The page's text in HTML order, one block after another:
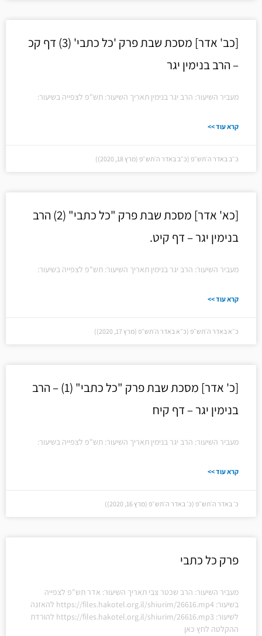
[כב' אדר] מסכת שבת פרק 'כל כתבי' (3) דף קכ
– הרב בנימין יגר
מעביר השיעור: הרב יגר בנימין תאריך השיעור: תש"פ לצפייה בשיעור:
קרא עוד >>
כ״ב באדר ה׳תש״פ (כ״ב באדר ה׳תש״פ (מרץ 18, 2020))
[כא' אדר] מסכת שבת פרק "כל כתבי" (2) הרב
בנימין יגר – דף קיט.
מעביר השיעור: הרב יגר בנימין תאריך השיעור: תש"פ לצפייה בשיעור:
קרא עוד >>
כ״א באדר ה׳תש״פ (כ״א באדר ה׳תש״פ (מרץ 17, 2020))
[כ' אדר] מסכת שבת פרק "כל כתבי" (1) – הרב
בנימין יגר – דף קיח
מעביר השיעור: הרב יגר בנימין תאריך השיעור: תש"פ לצפייה בשיעור:
קרא עוד >>
כ׳ באדר ה׳תש״פ (כ׳ באדר ה׳תש״פ (מרץ 16, 2020))
פרק כל כתבי
מעביר השיעור: הרב שכטר צבי תאריך השיעור: אדר תש"פ לצפייה
בשיעור: https://files.hakotel.org.il/shiurim/26616.mp4 להאזנה
לשיעור: https://files.hakotel.org.il/shiurim/26616.mp3 להורדת
ההקלטה לחץ כאן